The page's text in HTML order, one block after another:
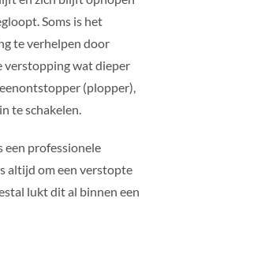
Soms is het
te verhelpen door
verstopping wat dieper
(plopper),
te schakelen.
een professionele
altijd om een verstopte
lukt dit al binnen een